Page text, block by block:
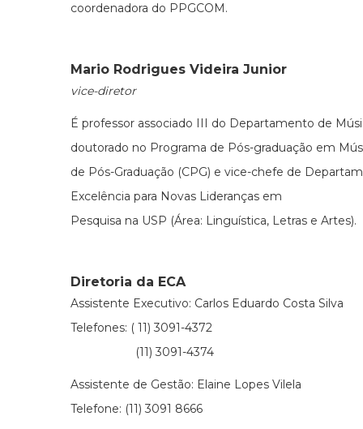
coordenadora do PPGCOM.
Mario Rodrigues Videira Junior
vice-diretor
É professor associado III do Departamento de
doutorado no Programa de Pós-graduação em
de Pós-Graduação (CPG) e vice-chefe de
Excelência para Novas Lideranças em
Pesquisa na USP (Área: Linguística, Letras e Artes).
Diretoria da ECA
Assistente Executivo: Carlos Eduardo Costa Silva
Telefones: ( 11) 3091-4372
(11) 3091-4374
Assistente de Gestão: Elaine Lopes Vilela
Telefone: (11) 3091 8666